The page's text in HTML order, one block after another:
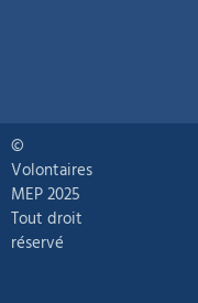
©
Volontaires
MEP 2025
Tout droit
réservé